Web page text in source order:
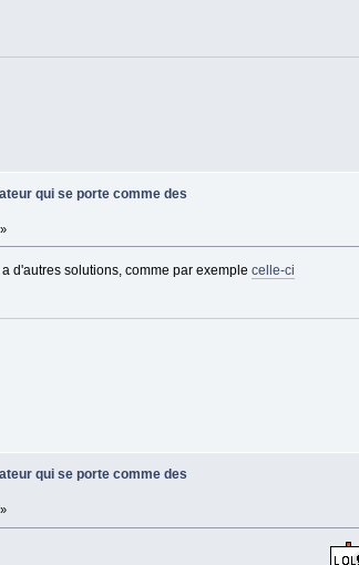
qui se porte comme des
d'autres solutions, comme par exemple celle-ci
qui se porte comme des